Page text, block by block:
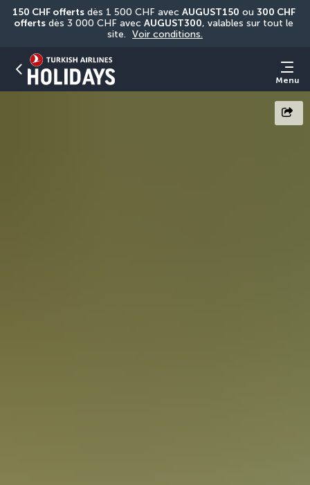
150 CHF offerts dès 1 500 CHF avec AUGUST150 ou 300 CHF
offerts dès 3 000 CHF avec AUGUST300, valables sur tout le
site. Voir conditions.
Menu